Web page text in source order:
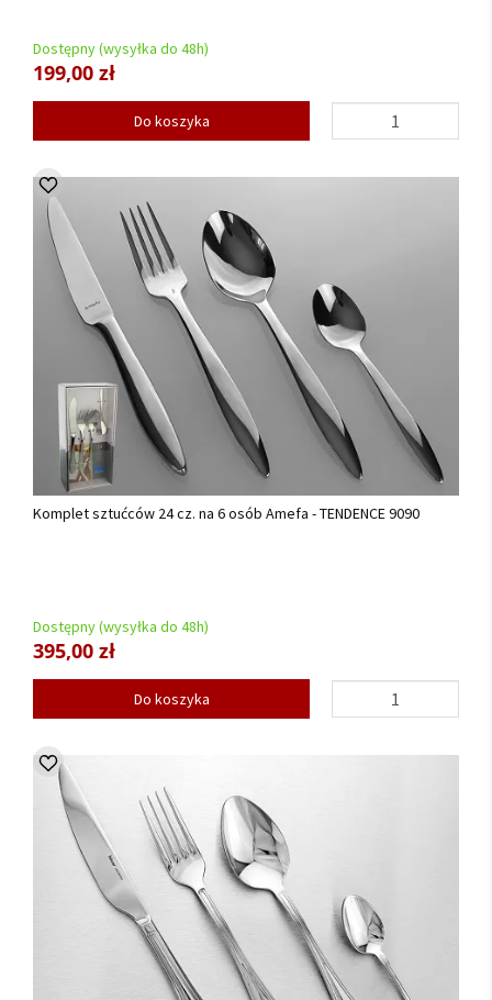
Dostępny (wysyłka do 48h)
199,00 zł
Do koszyka
Komplet sztućców 24 cz. na 6 osób Amefa - TENDENCE 9090
Dostępny (wysyłka do 48h)
395,00 zł
Do koszyka